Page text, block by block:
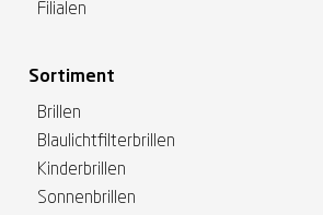
Filialen
Sortiment
Brillen
Blaulichtfilterbrillen
Kinderbrillen
Sonnenbrillen